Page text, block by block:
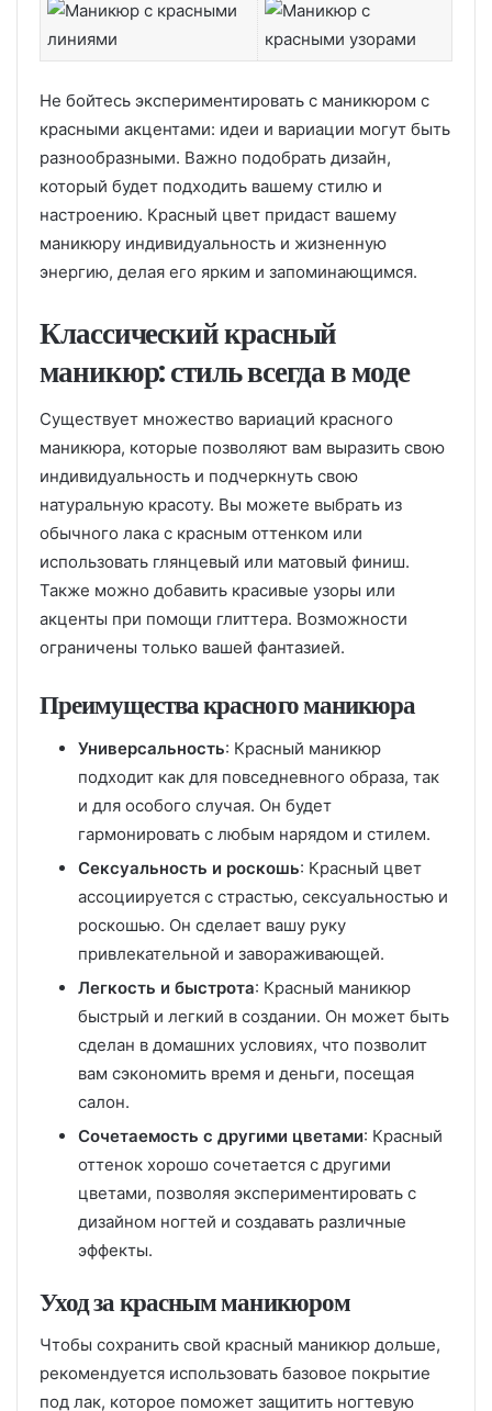
Не бойтесь экспериментировать с маникюром с
красными акцентами: идеи и вариации могут быть
разнообразными. Важно подобрать дизайн,
который будет подходить вашему стилю и
настроению. Красный цвет придаст вашему
маникюру индивидуальность и жизненную
энергию, делая его ярким и запоминающимся.
Классический красный
маникюр: стиль всегда в моде
Существует множество вариаций красного
маникюра, которые позволяют вам выразить свою
индивидуальность и подчеркнуть свою
натуральную красоту. Вы можете выбрать из
обычного лака с красным оттенком или
использовать глянцевый или матовый финиш.
Также можно добавить красивые узоры или
акценты при помощи глиттера. Возможности
ограничены только вашей фантазией.
Преимущества красного маникюра
Универсальность: Красный маникюр
подходит как для повседневного образа, так
и для особого случая. Он будет
гармонировать с любым нарядом и стилем.
Сексуальность и роскошь: Красный цвет
ассоциируется с страстью, сексуальностью и
роскошью. Он сделает вашу руку
привлекательной и завораживающей.
Легкость и быстрота: Красный маникюр
быстрый и легкий в создании. Он может быть
сделан в домашних условиях, что позволит
вам сэкономить время и деньги, посещая
салон.
Сочетаемость с другими цветами: Красный
оттенок хорошо сочетается с другими
цветами, позволяя экспериментировать с
дизайном ногтей и создавать различные
эффекты.
Уход за красным маникюром
Чтобы сохранить свой красный маникюр дольше,
рекомендуется использовать базовое покрытие
под лак, которое поможет защитить ногтевую